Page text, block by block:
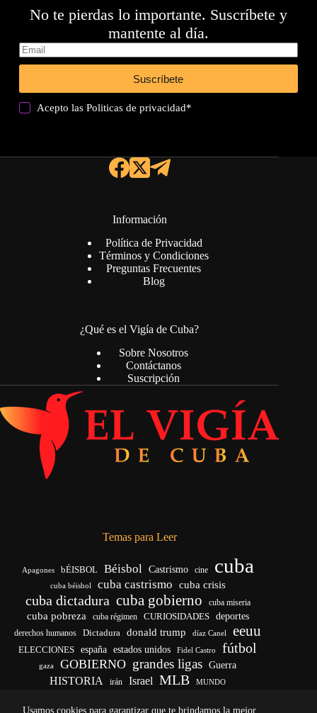
Usamos cookies para garantizar que te brindamos la mejor
No te pierdas lo importante. Suscríbete y
mantente al día.
Suscríbete
Acepto lasPoliticas de privacidad*
Información
Política de Privacidad
Términos y Condiciones
Preguntas Frecuentes
Blog
¿Qué es el Vigía de Cuba?
Sobre Nosotros
Contáctanos
Suscripción
Temas para Leer
Apagones bÉISBOL Béisbol Castrismo cine cuba
cuba béisbol cuba castrismo cuba crisis
cuba dictadura cuba gobierno cuba miseria
cuba pobreza cuba régimen CURIOSIDADES deportes
derechos humanos Dictadura donald trump díaz Canel eeuu
ELECCIONES españa estados unidos Fidel Castro fútbol
gaza GOBIERNO grandes ligas Guerra
HISTORIA irán Israel MLB MUNDO